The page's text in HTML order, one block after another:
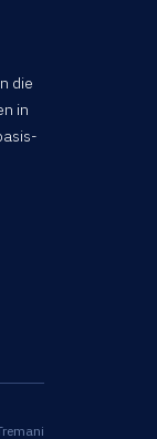
die
in